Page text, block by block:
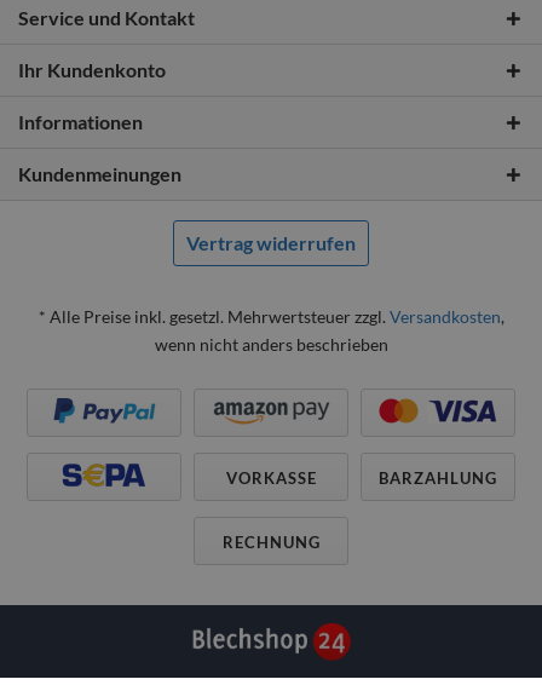
Service und Kontakt
Ihr Kundenkonto
Informationen
Kundenmeinungen
Vertrag widerrufen
* Alle Preise inkl. gesetzl. Mehrwertsteuer zzgl. Versandkosten,
wenn nicht anders beschrieben
VORKASSE BARZAHLUNG
RECHNUNG